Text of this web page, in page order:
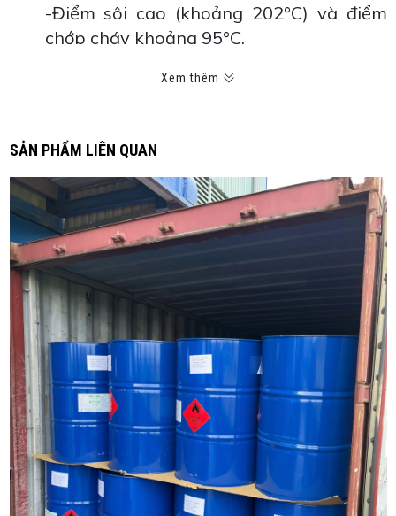
-Điểm sôi cao (khoảng 202°C) và điểm
chớp cháy khoảng 95°C.
hữu cơ và nước.
Với tính chất làm mềm và hoà tan tốt,
công nghiệp và hóa học.
Ứng dụng của NMP:
-Dung môi hóa chất:
NMP là một dung
môi đa dụng được sử dụng trong quá
trình hóa chất, phân tích và công nghệ
sinh học. Nó có khả năng hoà tan một
loạt các chất hữu cơ và polymers.
- Sản xuất polymer: NMP được sử dụng
trong quá trình tổng hợp và sản xuất
polymers như polyvinylpyrrolidone
(PVP), polyvinylidene fluoride (PVDF), và
các loại sợi tổng hợp.
- Sơn và mực in:NMP được sử dụng làm
Xem thêm
SẢN PHẨM LIÊN QUAN